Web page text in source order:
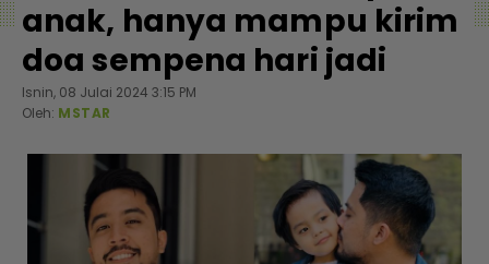
anak, hanya mampu kirim
doa sempena hari jadi
Isnin, 08 Julai 2024 3:15 PM
Oleh: MSTAR